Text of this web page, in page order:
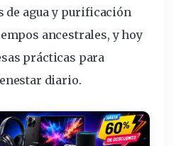
de agua y purificación
ancestrales, y hoy
prácticas para
diario.